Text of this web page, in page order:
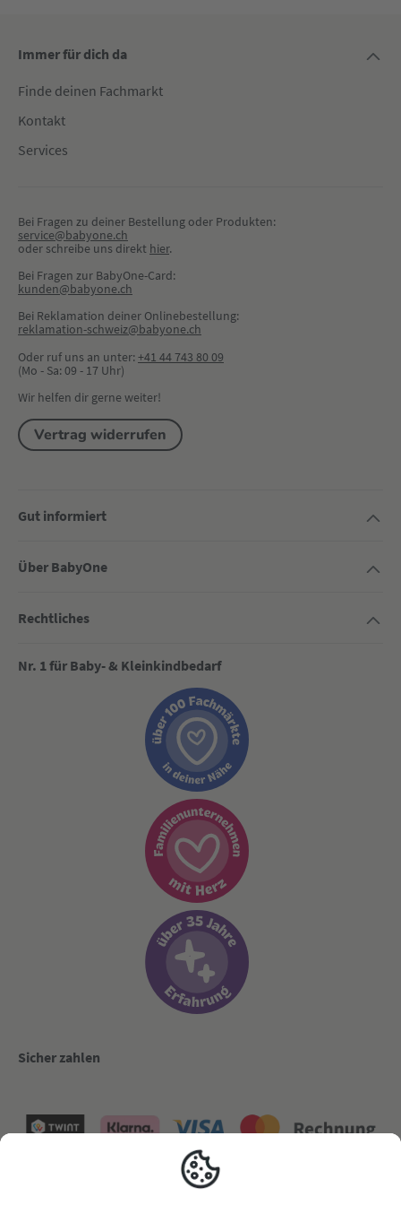
Immer für dich da
Finde deinen Fachmarkt
Kontakt
Services
Bei Fragen zu deiner Bestellung oder Produkten:
service@babyone.ch
oder schreibe uns direkt hier.
Bei Fragen zur BabyOne-Card:
kunden@babyone.ch
Bei Reklamation deiner Onlinebestellung:
reklamation-schweiz@babyone.ch
Oder ruf uns an unter:+41 44 743 80 09
(Mo - Sa: 09 - 17 Uhr)
Wir helfen dir gerne weiter!
Vertrag widerrufen
Gut informiert
Über BabyOne
Rechtliches
Nr. 1 für Baby- & Kleinkindbedarf
Sicher zahlen